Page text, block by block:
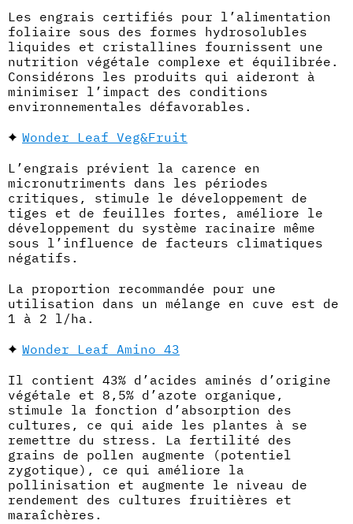
Les engrais certifiés pour l’alimentation
foliaire sous des formes hydrosolubles
liquides et cristallines fournissent une
nutrition végétale complexe et équilibrée.
Considérons les produits qui aideront à
minimiser l’impact des conditions
environnementales défavorables.
Wonder Leaf Veg&Fruit
L’engrais prévient la carence en
micronutriments dans les périodes
critiques, stimule le développement de
tiges et de feuilles fortes, améliore le
développement du système racinaire même
sous l’influence de facteurs climatiques
négatifs.
La proportion recommandée pour une
utilisation dans un mélange en cuve est de
1 à 2 l/ha.
Wonder Leaf Amino 43
Il contient 43% d’acides aminés d’origine
végétale et 8,5% d’azote organique,
stimule la fonction d’absorption des
cultures, ce qui aide les plantes à se
remettre du stress. La fertilité des
grains de pollen augmente (potentiel
zygotique), ce qui améliore la
pollinisation et augmente le niveau de
rendement des cultures fruitières et
maraîchères.